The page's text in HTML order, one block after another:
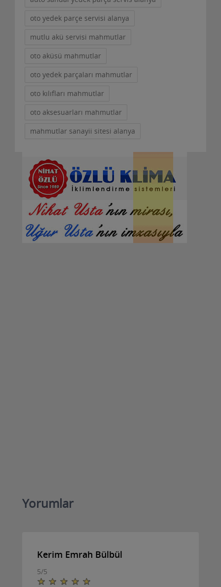
Detaylar
Temizlik Görevlisi
Al-Active Gayrimenkul Danışmanlık şirketinde
oto yedek parçe servisi alanya
mutlu akü servisi mahmutlar
oto aküsü mahmutlar
oto yedek parçaları mahmutlar
oto kılıfları mahmutlar
oto aksesuarları mahmutlar
mahmutlar sanayii sitesi alanya
Yorumlar
Kerim Emrah Bülbül
5/5